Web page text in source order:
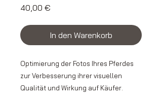
40,00 €
In den Warenkorb
Optimierung der Fotos Ihres Pferdes
zur Verbesserung ihrer visuellen
Qualität und Wirkung auf Käufer.